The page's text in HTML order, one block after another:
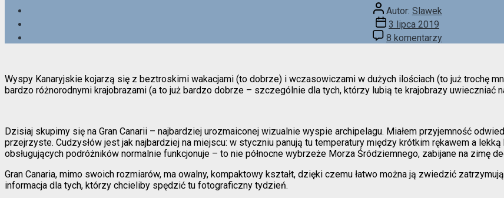
Autor
wpisu
Autor: Slawek
Data
wpisu
3 lipca 2019
8 komentarzydo
Inne
Wyspy Kanaryjskie kojarzą się z beztroskimi wakacjami (to dobrze) i wczasowiczami w dużych ilościach (to już trochę
bardzo różnorodnymi krajobrazami (a to już bardzo dobrze – szczególnie dla tych, którzy lubią te krajobrazy uwieczniać
Dzisiaj skupimy się na Gran Canarii – najbardziej urozmaiconej wizualnie wyspie archipelagu. Miałem przyjemność
przejrzyste. Cudzysłów jest jak najbardziej na miejscu: w styczniu panują tu temperatury między krótkim rękawem a
obsługujących podróżników normalnie funkcjonuje – to nie północne wybrzeże Morza Śródziemnego, zabijane na zimę
Gran Canaria, mimo swoich rozmiarów, ma owalny, kompaktowy kształt, dzięki czemu łatwo można ją zwiedzić
informacja dla tych, którzy chcieliby spędzić tu fotograficzny tydzień.